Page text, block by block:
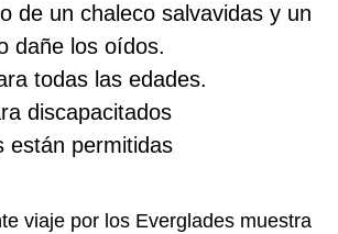
de un chaleco salvavidas y un
dañe los oídos.
todas las edades.
discapacitados
están permitidas
viaje por los Everglades muestra